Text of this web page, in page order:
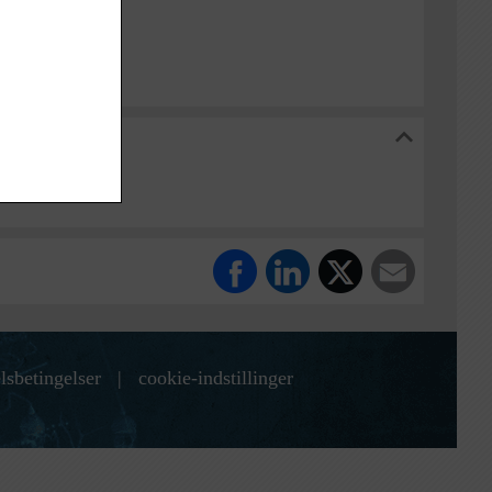
Lokalarkiv
| cookie-indstillinger